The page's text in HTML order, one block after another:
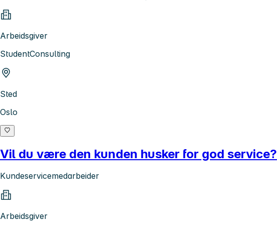
Arbeidsgiver
StudentConsulting
Sted
Oslo
Vil du være den kunden husker for god service?
Kundeservicemedarbeider
Arbeidsgiver